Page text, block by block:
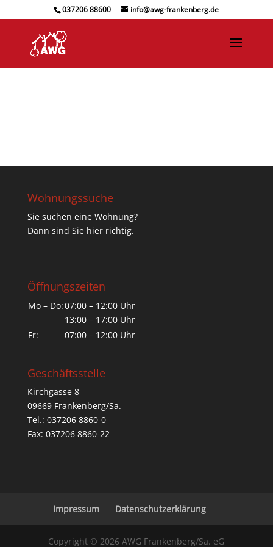
037206 88600 info@awg-frankenberg.de
Wohnungssuche
Sie suchen eine Wohnung?
Dann sind Sie hier richtig.
Öffnungszeiten
Mo – Do:07:00 – 12:00 Uhr
13:00 – 17:00 Uhr
Fr:
07:00 – 12:00 Uhr
Geschäftsstelle
Kirchgasse 8
09669 Frankenberg/Sa.
Tel.: 037206 8860-0
Fax: 037206 8860-22
Impressum Datenschutzerklärung
Copyright © 2026 AWG Frankenberg/Sa. eG